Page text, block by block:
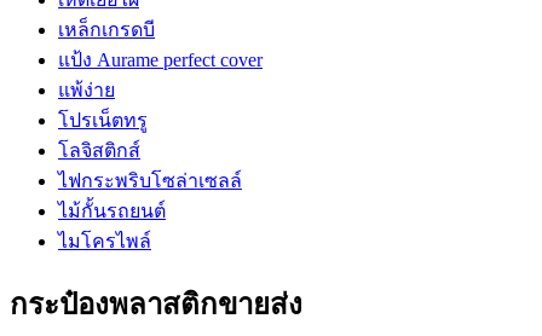
เหล็กเกรดบี
แป้ง Aurame perfect cover
แพ้ง่าย
โปรเน็ตทรู
โลจิสติกส์
ไฟกระพริบโซล่าเซลล์
ไม้กั้นรถยนต์
ไมโครไพล์
กระป๋องพลาสติกขายส่ง